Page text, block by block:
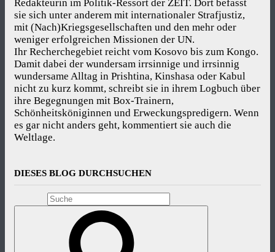
Redakteurin im Politik-Ressort der ZEIT. Dort befasst
sie sich unter anderem mit internationaler Strafjustiz,
mit (Nach)Kriegsgesellschaften und den mehr oder
weniger erfolgreichen Missionen der UN.
Ihr Recherchegebiet reicht vom Kosovo bis zum Kongo.
Damit dabei der wundersam irrsinnige und irrsinnig
wundersame Alltag in Prishtina, Kinshasa oder Kabul
nicht zu kurz kommt, schreibt sie in ihrem Logbuch über
ihre Begegnungen mit Box-Trainern,
Schönheitsköniginnen und Erweckungspredigern. Wenn
es gar nicht anders geht, kommentiert sie auch die
Weltlage.
DIESES BLOG DURCHSUCHEN